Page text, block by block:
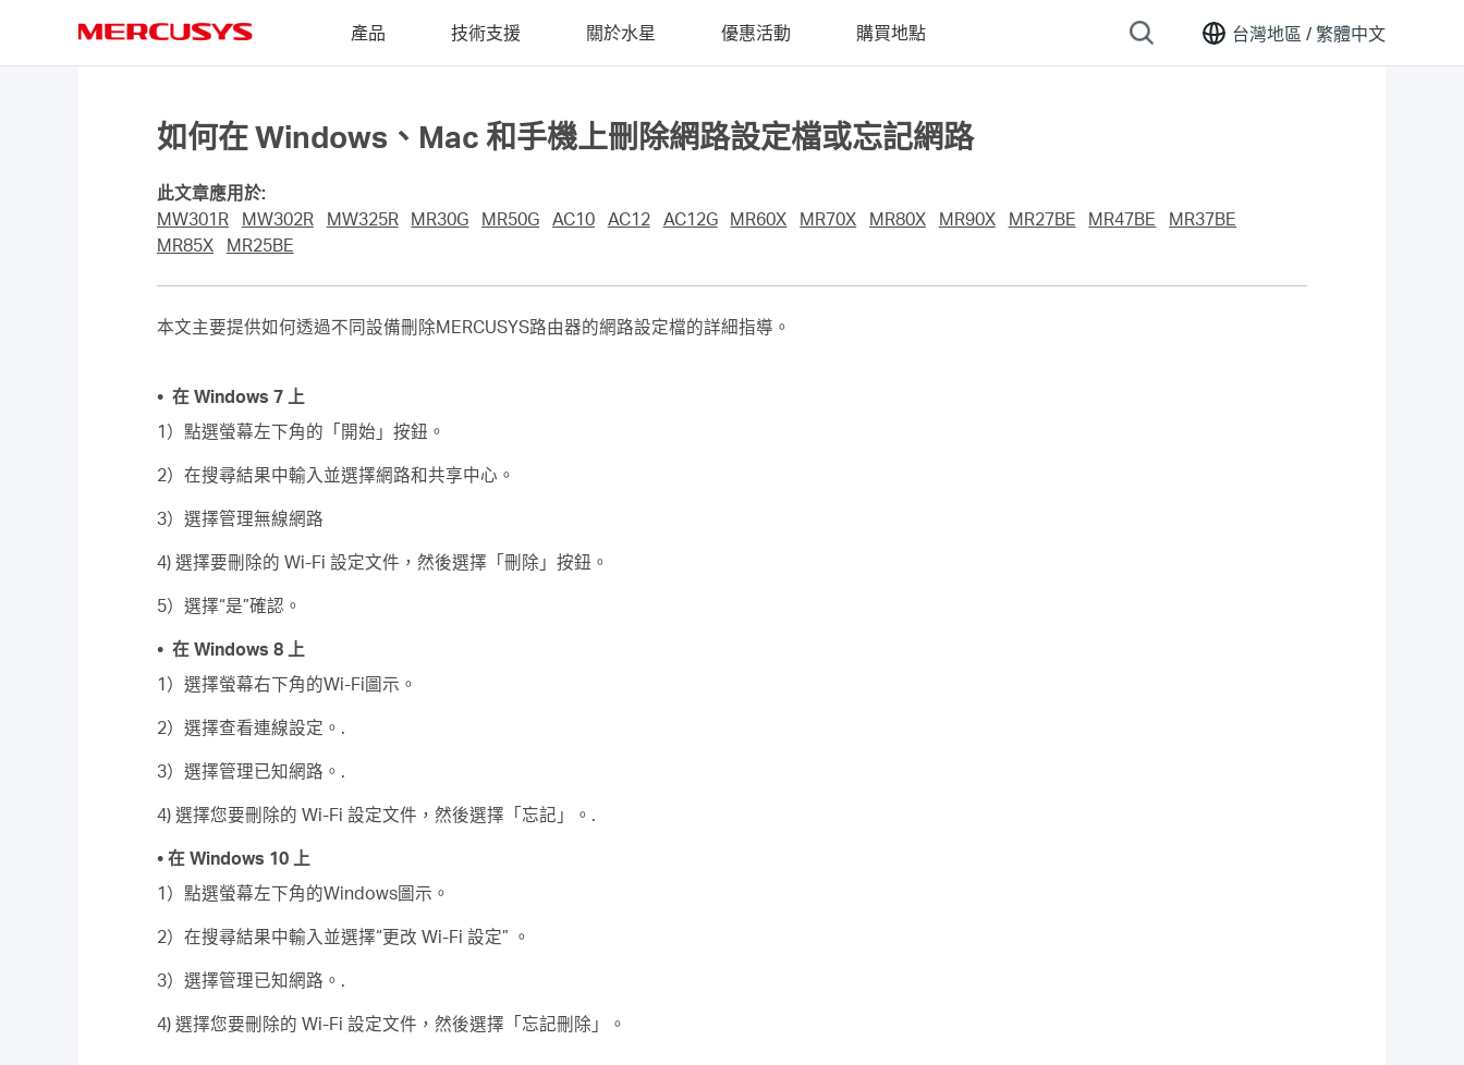
台灣地區 /繁體中文
產品 技術支援 關於水星 優惠活動 購買地點
如何在 Windows、Mac 和手機上刪除網路設定檔或忘記網路
此文章應用於:
MW301R
MW302R MW325R MR30G MR50G AC10 AC12 AC12G MR60X MR70X MR80X MR90X MR27BE MR47BE
MR37BE
MR85X
MR25BE
本文主要提供如何透過不同設備刪除MERCUSYS路由器的網路設定檔的詳細指導。
• 在 Windows 7 上
1）點選螢幕左下角的「開始」按鈕。
2）在搜尋結果中輸入並選擇網路和共享中心。
3）選擇管理無線網路
4) 選擇要刪除的 Wi-Fi 設定文件，然後選擇「刪除」按鈕。
5）選擇“是”確認。
• 在 Windows 8 上
1）選擇螢幕右下角的Wi-Fi圖示。
2）選擇查看連線設定。.
3）選擇管理已知網路。.
4) 選擇您要刪除的 Wi-Fi 設定文件，然後選擇「忘記」。.
• 在 Windows 10 上
1）點選螢幕左下角的Windows圖示。
2）在搜尋結果中輸入並選擇“更改 Wi-Fi 設定” 。
3）選擇管理已知網路。.
4) 選擇您要刪除的 Wi-Fi 設定文件，然後選擇「忘記刪除」。